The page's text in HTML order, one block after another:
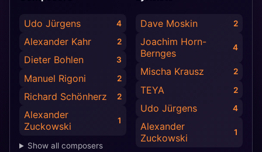
Udo Jürgens 4
Alexander Kahr 2
Dieter Bohlen 3
Manuel Rigoni 2
Richard Schönherz 2
Alexander
Zuckowski
1
Show all composers
Dave Moskin 2
Joachim Horn-
Bernges
4
Mischa Krausz 2
TEYA 2
Udo Jürgens 4
Alexander
Zuckowski
1